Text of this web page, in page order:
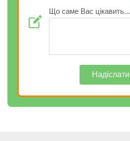
Що саме Вас цікавить...
Надіслати